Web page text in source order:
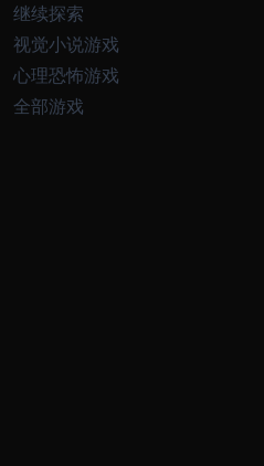
继续探索
视觉小说游戏
心理恐怖游戏
全部游戏